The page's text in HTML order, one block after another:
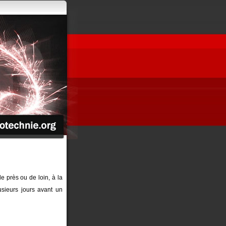
près ou de loin, à la
jours avant un